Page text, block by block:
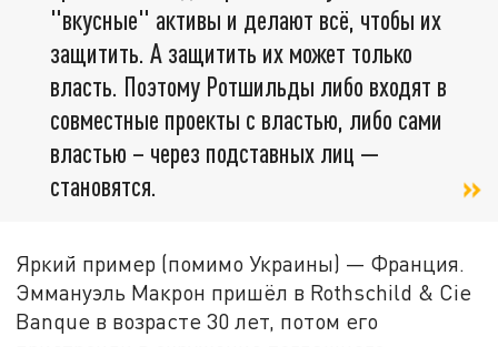
"вкусные" активы и делают всё, чтобы их
защитить. А защитить их может только
власть. Поэтому Ротшильды либо входят в
совместные проекты с властью, либо сами
властью – через подставных лиц —
становятся.
Яркий пример (помимо Украины) — Франция.
Эммануэль Макрон пришёл в Rothschild & Cie
Banque в возрасте 30 лет, потом его